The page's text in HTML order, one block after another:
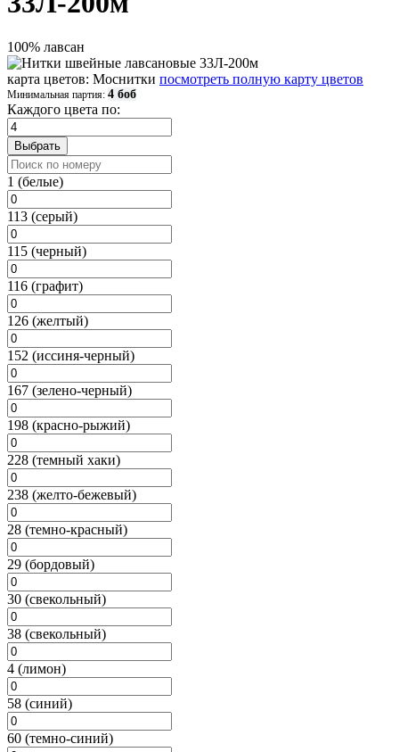
100% лавсан
карта цветов: Моснитки посмотреть полную карту цветов
Минимальная партия: 4 боб
Каждого цвета по:
1 (белые)
113 (серый)
115 (черный)
116 (графит)
126 (желтый)
152 (иссиня-черный)
167 (зелено-черный)
198 (красно-рыжий)
228 (темный хаки)
238 (желто-бежевый)
28 (темно-красный)
29 (бордовый)
30 (свекольный)
38 (свекольный)
4 (лимон)
58 (синий)
60 (темно-синий)